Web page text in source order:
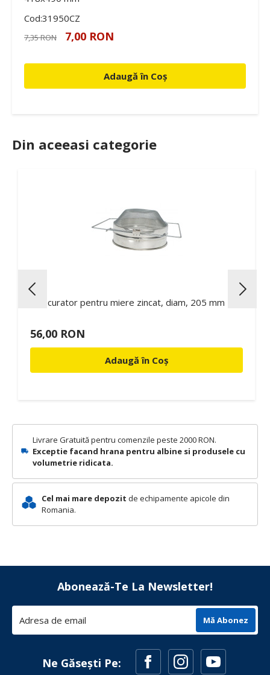
Livrare Gratuită pentru comenzile peste 2000 RON.
Exceptie facand hrana pentru albine si produsele cu
volumetrie ridicata.
Cel mai mare depozit de echipamente apicole din
Romania.
Cod:31950CZ
7,35 RON 7,00 RON
Adaugă în Coș
Din aceeasi categorie
Strecurator pentru miere zincat, diam, 205 mm
56,00 RON
Adaugă în Coș
Abonează-Te La Newsletter!
Mă Abonez
Ne Găsești Pe: